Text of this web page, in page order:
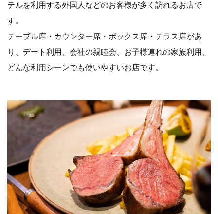
テルを利用する外国人などのお客様が多く訪れるお店で
す。
テーブル席・カウンター席・ボックス席・テラス席があ
り、デート利用、会社の親睦会、お子様連れの家族利用、
どんな利用シーンでも使いやすいお店です。